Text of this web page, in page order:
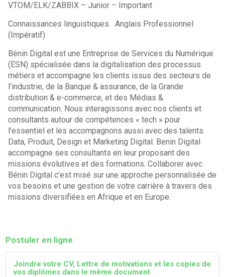
VTOM/ELK/ZABBIX – Junior – Important
Connaissances linguistiques Anglais Professionnel
(Impératif)
Bénin Digital est une Entreprise de Services du Numérique
(ESN) spécialisée dans la digitalisation des processus
métiers et accompagne les clients issus des secteurs de
l’industrie, de la Banque & assurance, de la Grande
distribution & e-commerce, et des Médias &
communication. Nous interagissons avec nos clients et
consultants autour de compétences « tech » pour
l’essentiel et les accompagnons aussi avec des talents
Data, Produit, Design et Marketing Digital. Benin Digital
accompagne ses consultants en leur proposant des
missions évolutives et des formations. Collaborer avec
Bénin Digital c’est misé sur une approche personnalisée de
vos besoins et une gestion de votre carrière à travers des
missions diversifiées en Afrique et en Europe.
Postuler en ligne
Joindre votre CV, Lettre de motivations et les copies de
vos diplômes dans le même document